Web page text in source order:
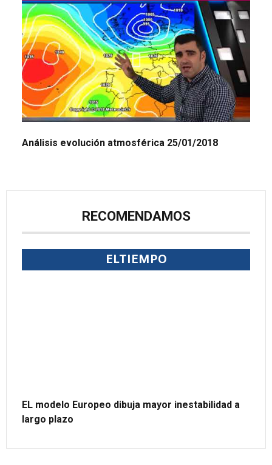
Análisis evolución atmosférica 25/01/2018
RECOMENDAMOS
ELTIEMPO
EL modelo Europeo dibuja mayor inestabilidad a
largo plazo